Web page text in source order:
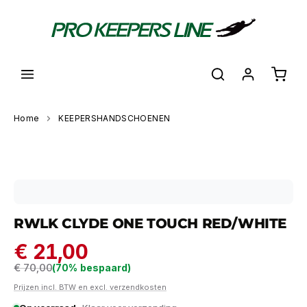
Home KEEPERSHANDSCHOENEN
RWLK CLYDE ONE TOUCH RED/WHITE
€ 21,00
Regular price:
€ 70,00(70% bespaard)
Prijzen incl. BTW en excl. verzendkosten